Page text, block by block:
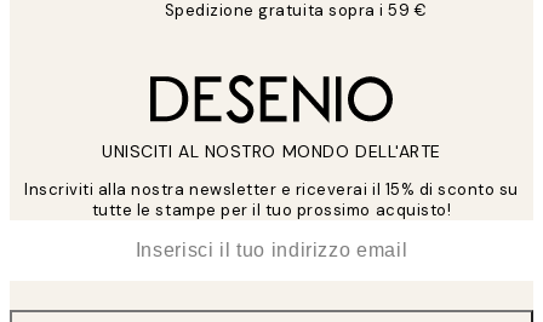
Spedizione gratuita sopra i 59 €
UNISCITI AL NOSTRO MONDO DELL'ARTE
Inscriviti alla nostra newsletter e riceverai il 15% di sconto su
tutte le stampe per il tuo prossimo acquisto!